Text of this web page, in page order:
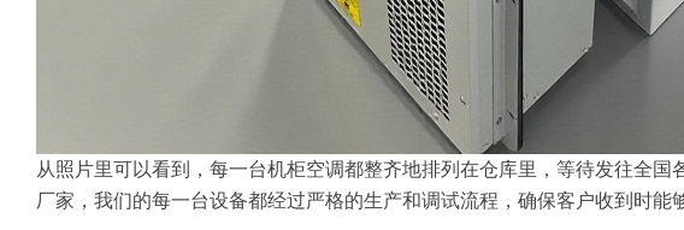
从照片里可以看到，每一台机柜空调都整齐地排列在仓库里，等待发往全
厂家，我们的每一台设备都经过严格的生产和调试流程，确保客户收到时能